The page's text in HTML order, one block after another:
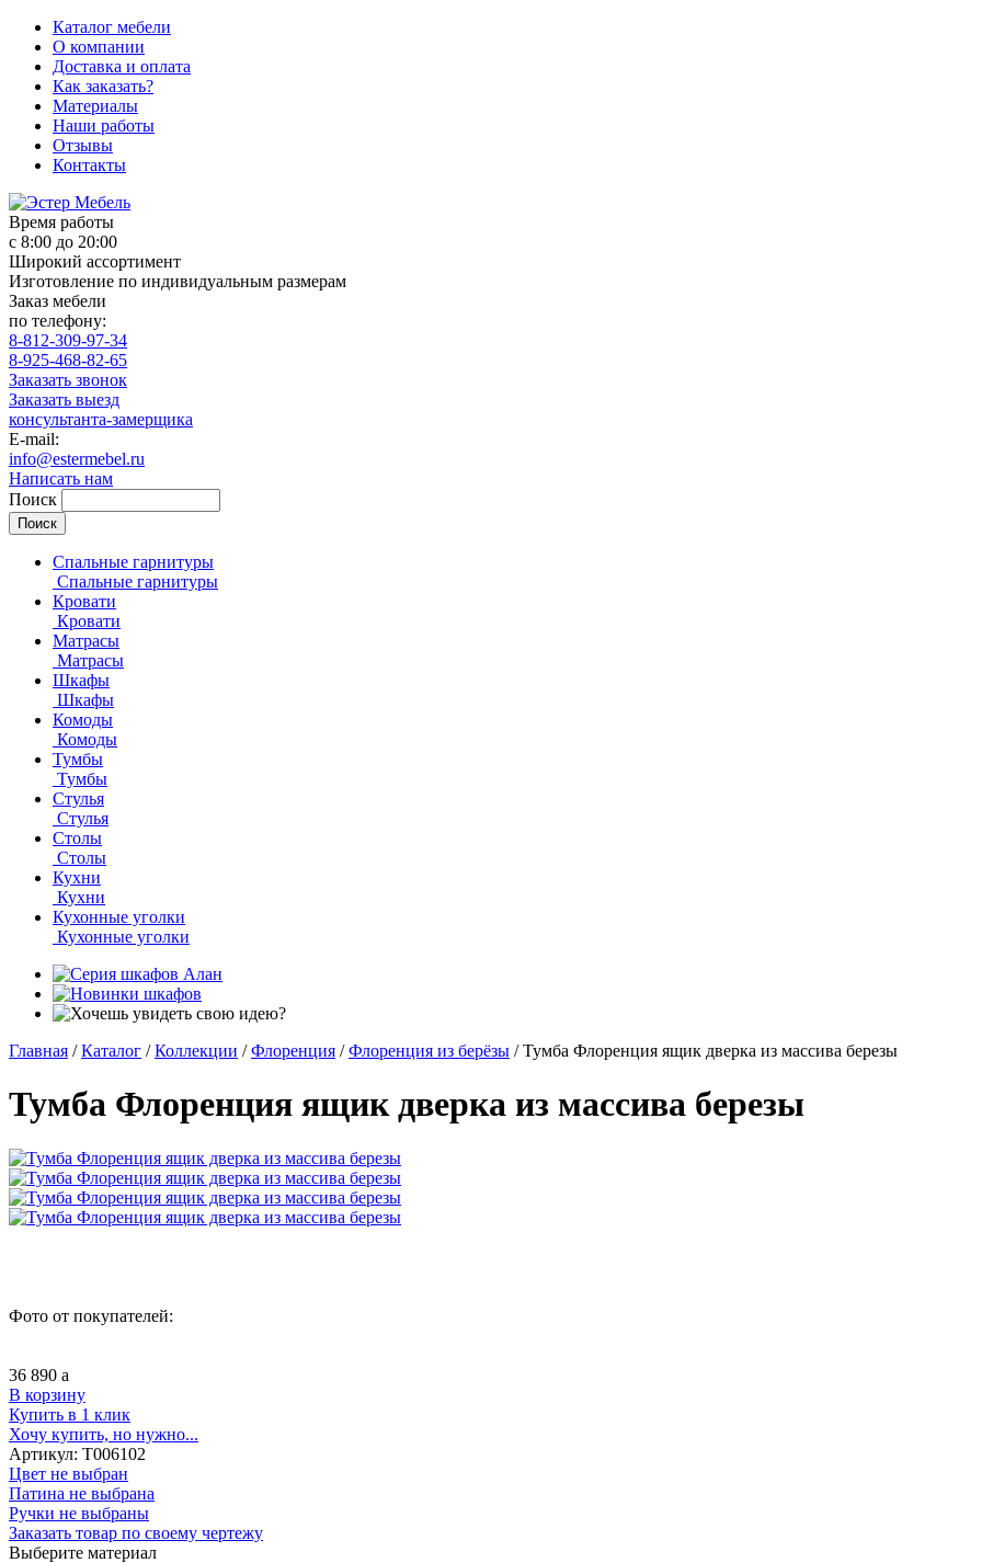
Каталог мебели
О компании
Доставка и оплата
Как заказать?
Материалы
Наши работы
Отзывы
Контакты
Время работы
с 8:00 до 20:00
Широкий ассортимент
Изготовление по индивидуальным размерам
Заказ мебели
по телефону:
8-812-309-97-34
8-925-468-82-65
Заказать звонок
Заказать выезд
консультанта-замерщика
E-mail:
info@estermebel.ru
Написать нам
Поиск
Спальные гарнитуры
Спальные гарнитуры
Кровати
Кровати
Матрасы
Матрасы
Шкафы
Шкафы
Комоды
Комоды
Тумбы
Тумбы
Стулья
Стулья
Столы
Столы
Кухни
Кухни
Кухонные уголки
Кухонные уголки
Главная / Каталог / Коллекции / Флоренция / Флоренция из берёзы / Тумба Флоренция ящик дверка из массива березы
Тумба Флоренция ящик дверка из массива березы
Фото от покупателей:
36 890 a
В корзину
Купить в 1 клик
Хочу купить, но нужно...
Артикул: Т006102
Цвет не выбран
Патина не выбрана
Ручки не выбраны
Заказать товар по своему чертежу
Выберите материал